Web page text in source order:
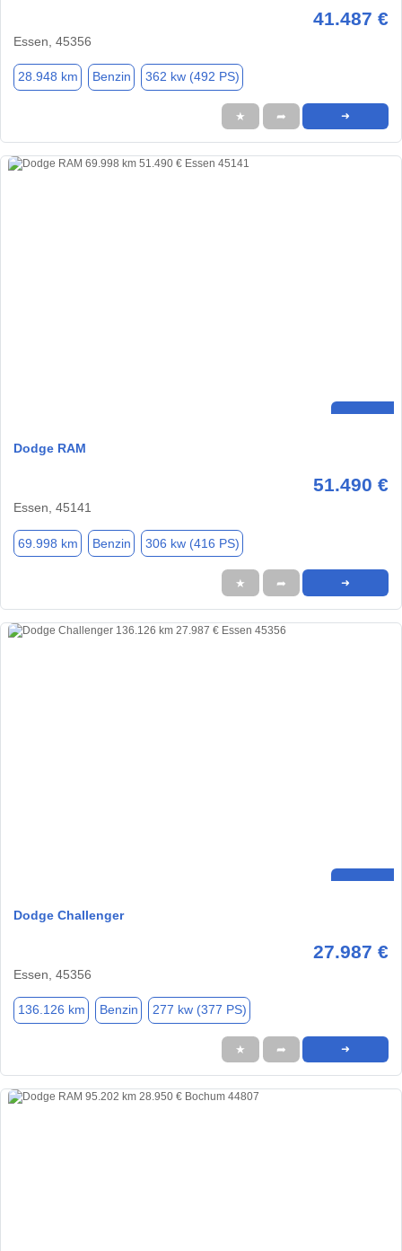
41.487 €
Essen, 45356
28.948 km Benzin 362 kw (492 PS)
★ ➦ ➜
Dodge RAM
51.490 €
Essen, 45141
69.998 km Benzin 306 kw (416 PS)
★ ➦ ➜
Dodge Challenger
27.987 €
Essen, 45356
136.126 km Benzin 277 kw (377 PS)
★ ➦ ➜